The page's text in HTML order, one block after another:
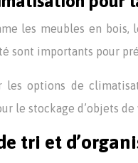
les meubles en
sont importants pour
les options de
le stockage d’objets
tri et